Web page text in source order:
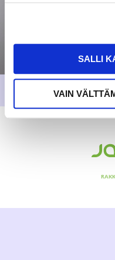
SALLI
VAIN